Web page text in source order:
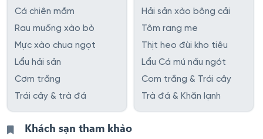
Cá chiên mắm
Rau muống xào bò
Mực xào chua ngọt
Lẩu hải sản
Cơm trắng
Trái cây & trà đá
Hải sản xào bông cải
Tôm rang me
Thịt heo đùi kho tiêu
Lẩu Cá mú nấu ngót
Com trắng & Trái cây
Trà đá & Khăn lạnh
Khách sạn tham khảo